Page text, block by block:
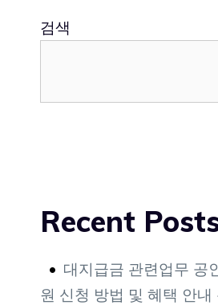
검색
Recent
대지급금 관련업무 공
원 신청 방법 및 혜택 안내